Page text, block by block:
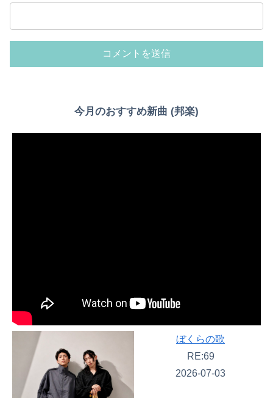
今月のおすすめ新曲 (邦楽)
ぼくらの歌
RE:69
2026-07-03